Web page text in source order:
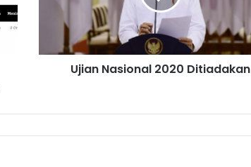
Ujian Nasional 2020 Ditiadakan